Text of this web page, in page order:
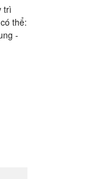
trì
thể:
-